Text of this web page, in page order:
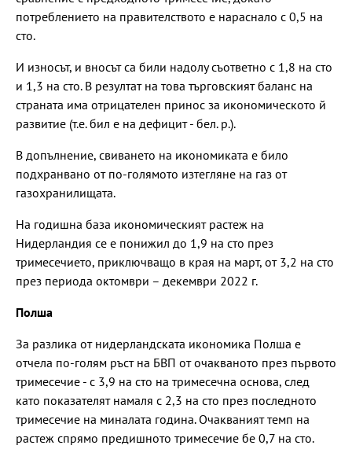
потреблението на правителството е нараснало с 0,5 на
сто.
И износът, и вносът са били надолу съответно с 1,8 на сто
и 1,3 на сто. В резултат на това търговският баланс на
страната има отрицателен принос за икономическото й
развитие (т.е. бил е на дефицит - бел. р.).
В допълнение, свиването на икономиката е било
подхранвано от по-голямото изтегляне на газ от
газохранилищата.
На годишна база икономическият растеж на
Нидерландия се е понижил до 1,9 на сто през
тримесечието, приключващо в края на март, от 3,2 на сто
през периода октомври – декември 2022 г.
Полша
За разлика от нидерландската икономика Полша е
отчела по-голям ръст на БВП от очакваното през първото
тримесечие - с 3,9 на сто на тримесечна основа, след
като показателят намаля с 2,3 на сто през последното
тримесечие на миналата година. Очакваният темп на
растеж спрямо предишното тримесечие бе 0,7 на сто.